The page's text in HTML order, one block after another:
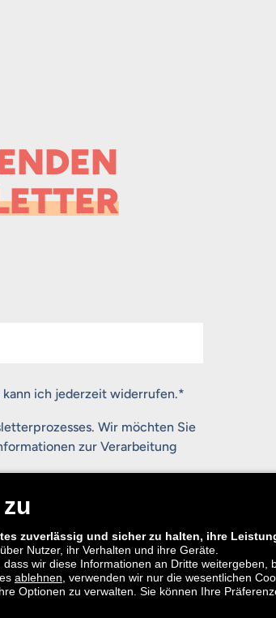
ich jederzeit widerrufen.*
Wir möchten Sie
zur Verarbeitung